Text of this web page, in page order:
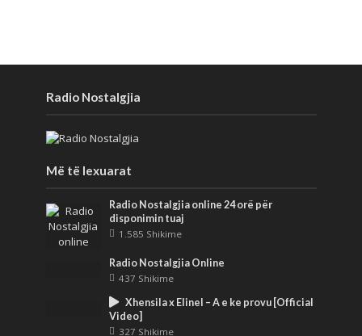
Radio Nostalgjia
Më të lexuarat
Radio Nostalgjia online 24 orë për
disponimin tuaj
1.585 Shikime
Radio Nostalgjia Online
437 Shikime
Xhensila x Elinel – A e ke provu [Official
Video]
327 Shikime